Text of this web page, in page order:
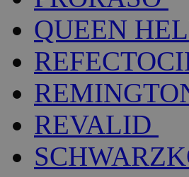
QUEEN
REVALID